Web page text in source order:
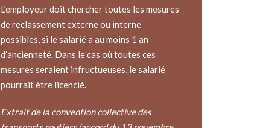
L’employeur doit chercher toutes les mesures
de reclassement externe ou interne
possibles, si le salarié a au moins 1 an
d’ancienneté. Dans le cas où toutes ces
mesures seraient infructueuses, le salarié
pourrait être licencié.
Extrait de la convention collective des